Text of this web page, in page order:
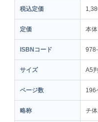
税込定価
定価 本
ISBNコード
サイズ A5
ページ数 196
略称 チ